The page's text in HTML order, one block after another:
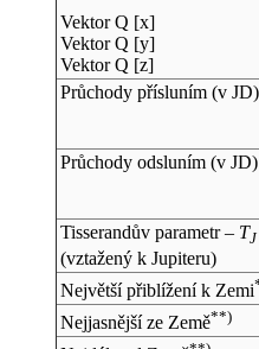
Vektor Q [x]
Vektor Q [y]
Vektor Q [z]
Průchody přísluním (v JD)
Průchody odsluním (v JD)
Tisserandův parametr – TJ
(vztažený k Jupiteru)
Největší přiblížení k Zemi
Nejjasnější ze Země**)